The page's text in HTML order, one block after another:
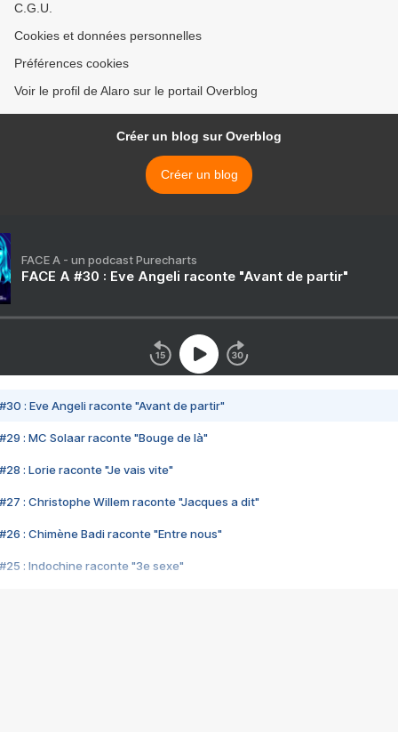
C.G.U.
Cookies et données personnelles
Préférences cookies
Voir le profil de Alaro sur le portail Overblog
Créer un blog sur Overblog
Créer un blog
FACE A - un podcast Purecharts
FACE A #30 : Eve Angeli raconte "Avant de partir"
#30 : Eve Angeli raconte "Avant de partir"
#29 : MC Solaar raconte "Bouge de là"
#28 : Lorie raconte "Je vais vite"
#27 : Christophe Willem raconte "Jacques a dit"
#26 : Chimène Badi raconte "Entre nous"
#25 : Indochine raconte "3e sexe"